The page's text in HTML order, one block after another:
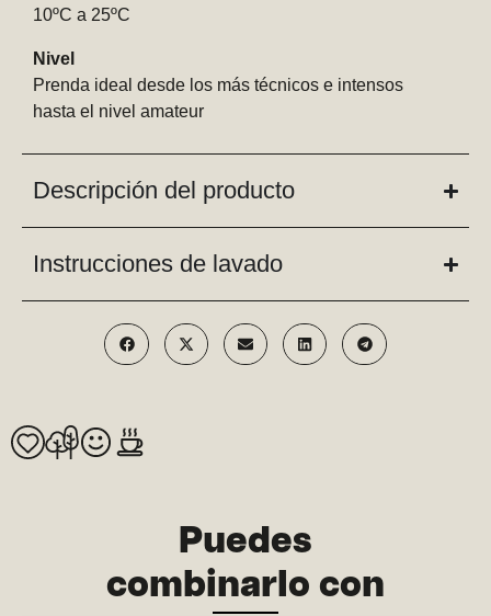
10ºC a 25ºC
Nivel
Prenda ideal desde los más técnicos e intensos
hasta el nivel amateur
Descripción del producto
Instrucciones de lavado
Puedes
combinarlo con